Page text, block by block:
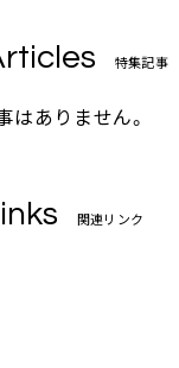
特集記事
ありません。
関連リンク